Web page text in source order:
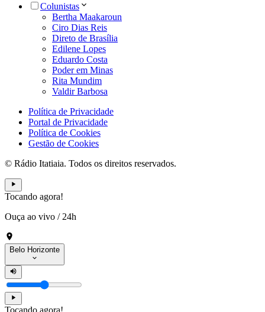
Colunistas
Bertha Maakaroun
Ciro Dias Reis
Direto de Brasília
Edilene Lopes
Eduardo Costa
Poder em Minas
Rita Mundim
Valdir Barbosa
Política de Privacidade
Portal de Privacidade
Política de Cookies
Gestão de Cookies
© Rádio Itatiaia. Todos os direitos reservados.
Tocando agora!
Ouça ao vivo / 24h
Belo Horizonte
Tocando agora!